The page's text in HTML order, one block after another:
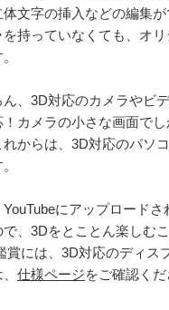
体文字の挿入などの編集
を持っていなくても、オ
ん、3D対応のカメラやビ
！カメラの小さな画面で
れからは、3D対応のパソ
YouTubeにアップロード
、3Dをとことん楽しむ
には、3D対応のディス
仕様ページをご確認くだ